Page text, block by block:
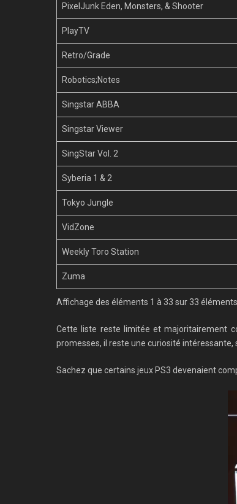
PixelJunk Eden, Monsters, & Shooter
PlayTV
Retro/Grade
Robotics;Notes
Singstar ABBA
Singstar Viewer
SingStar Vol. 2
Syberia 1 & 2
Tokyo Jungle
VidZone
Weekly Toro Station
Zuma
Affichage des éléments 1 à 33 sur 33 éléments
Cette liste reste limitée et majoritairement
promesses, il reste une curiosité intéressante,
Sachez que certains jeux PS3 devenaient